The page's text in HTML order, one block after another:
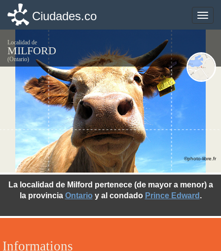
Toggle
Ciudades.co
Localidad de
MILFORD
(Ontario)
Informations
La localidad de Milford pertenece (de mayor a menor) a
la provincia Ontario y al condado Prince Edward .
©photo-libre.fr
Toggle
Ciudades.co